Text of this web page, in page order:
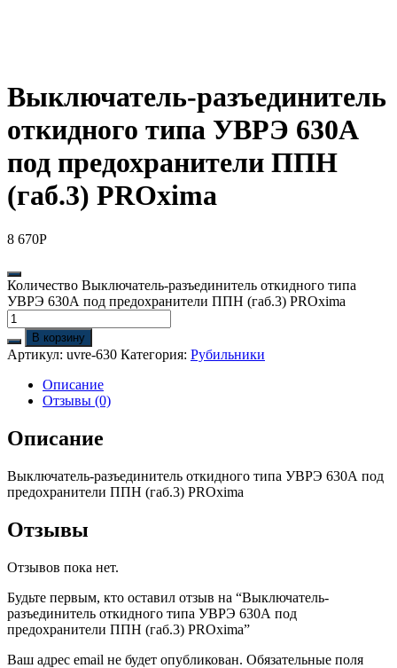
Выключатель-разъединитель
откидного типа УВРЭ 630А
под предохранители ППН
(габ.3) PROxima
8 670Р
Количество Выключатель-разъединитель откидного типа
УВРЭ 630А под предохранители ППН (габ.3) PROxima
В корзину
Артикул: uvre-630 Категория: Рубильники
Описание
Отзывы (0)
Описание
Выключатель-разъединитель откидного типа УВРЭ 630А под
предохранители ППН (габ.3) PROxima
Отзывы
Отзывов пока нет.
Будьте первым, кто оставил отзыв на “Выключатель-
разъединитель откидного типа УВРЭ 630А под
предохранители ППН (габ.3) PROxima”
Ваш адрес email не будет опубликован. Обязательные поля